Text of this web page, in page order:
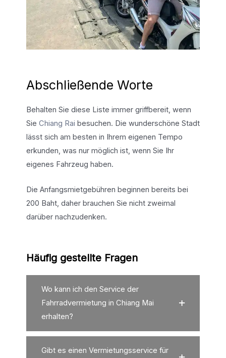
Abschließende Worte
Behalten Sie diese Liste immer griffbereit, wenn
Sie Chiang Rai besuchen. Die wunderschöne Stadt
lässt sich am besten in Ihrem eigenen Tempo
erkunden, was nur möglich ist, wenn Sie Ihr
eigenes Fahrzeug haben.
Die Anfangsmietgebühren beginnen bereits bei
200 Baht, daher brauchen Sie nicht zweimal
darüber nachzudenken.
Häufig gestellte Fragen
Wo kann ich den Service der
Fahrradvermietung in Chiang Mai
erhalten?
Gibt es einen Vermietungsservice für